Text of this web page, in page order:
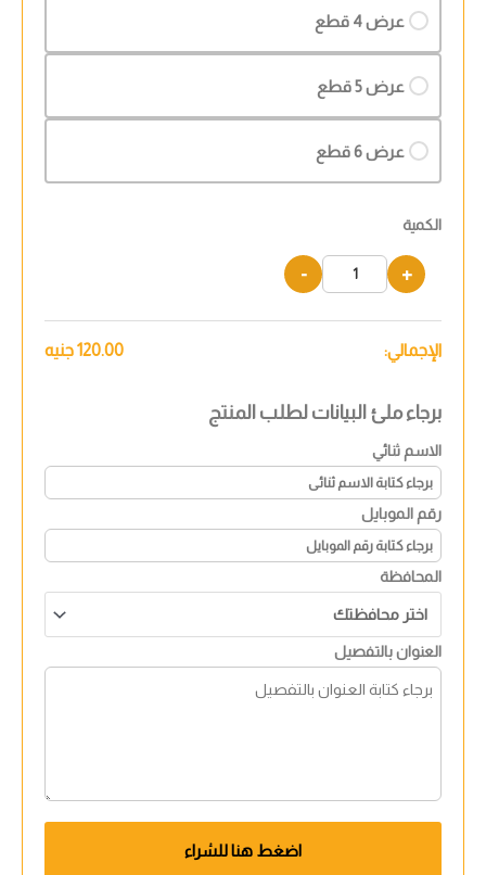
عرض 4 قطع
عرض 5 قطع
عرض 6 قطع
الكمية
+
-
الإجمالي: 120.00جنيه
برجاء ملئ البيانات لطلب المنتج
الاسم ثنائي
رقم الموبايل
المحافظة
العنوان بالتفصيل
اضغط هنا للشراء